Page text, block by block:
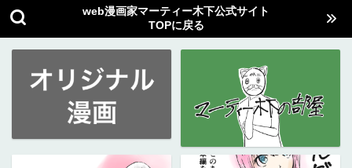
web漫画家マーティー木下公式サイト
TOPに戻る